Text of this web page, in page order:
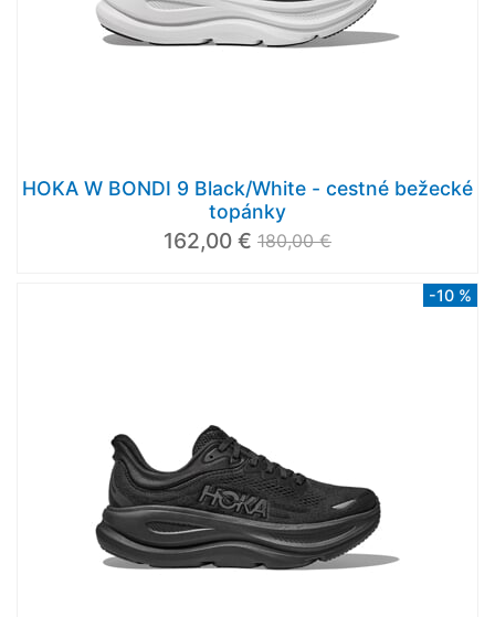
HOKA W BONDI 9 Black/White - cestné bežecké
topánky
162,00 € 180,00 €
-10 %